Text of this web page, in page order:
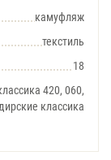
камуфляж
текстиль
18
420, 060,
классика